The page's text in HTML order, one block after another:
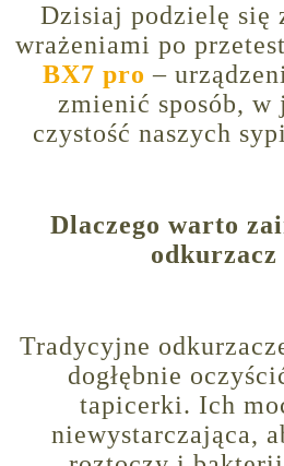
Dzisiaj podzielę się
wrażeniami po
BX7 pro–
zmienić sposób, w
czystość naszych
Dlaczego warto
odkurzacz
Tradycyjne
dogłębnie
tapicerki. Ich
niewystarczająca,